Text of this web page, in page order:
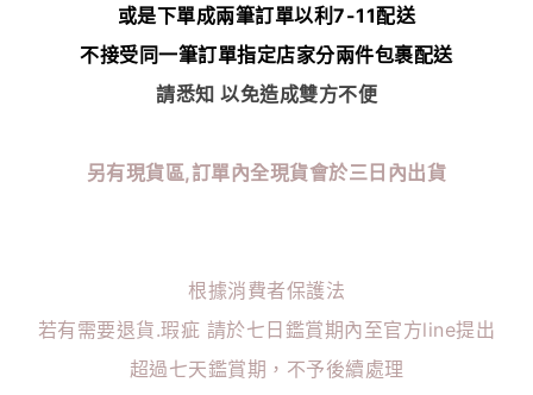
或是下單成兩筆訂單以利7-11配送
不接受同一筆訂單指定店家分兩件包裹配送
請悉知 以免造成雙方不便
另有現貨區,訂單內全現貨會於三日內出貨
根據消費者保護法
若有需要退貨.瑕疵 請於七日鑑賞期內至官方line提出
超過七天鑑賞期，不予後續處理